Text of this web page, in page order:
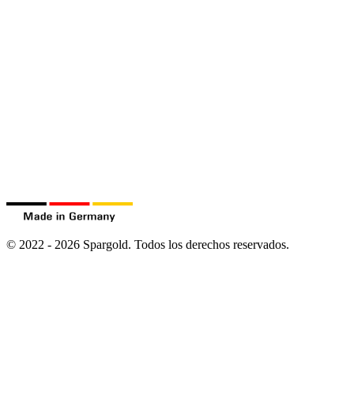
© 2022 - 2026 Spargold. Todos los derechos reservados.